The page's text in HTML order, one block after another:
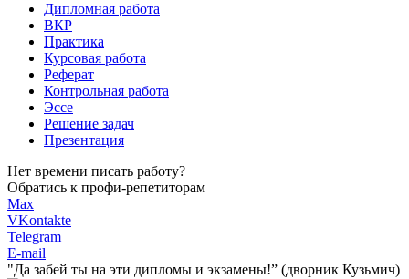
Дипломная работа
ВКР
Практика
Курсовая работа
Реферат
Контрольная работа
Эссе
Решение задач
Презентация
Нет времени писать работу?
Обратись к профи-репетиторам
Max
VKontakte
Telegram
E-mail
"Да забей ты на эти дипломы и экзамены!” (дворник Кузьмич)